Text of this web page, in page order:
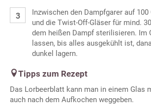
Inzwischen den Dampfgarer auf 100
und die Twist-Off-Gläser für mind.
dem heißen Dampf sterilisieren. Im
lassen, bis alles ausgekühlt ist,
dunkel lagern.
Tipps zum Rezept
Das Lorbeerblatt kann man in einem Glas
auch nach dem Aufkochen weggeben.